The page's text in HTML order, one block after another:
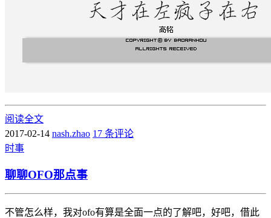
阅读全文
2017-02-14 nash.zhao 17 条评论
时事
聊聊OFO那点事
不管怎么样，我对ofo有算是全面一点的了解吧，好吧，借此